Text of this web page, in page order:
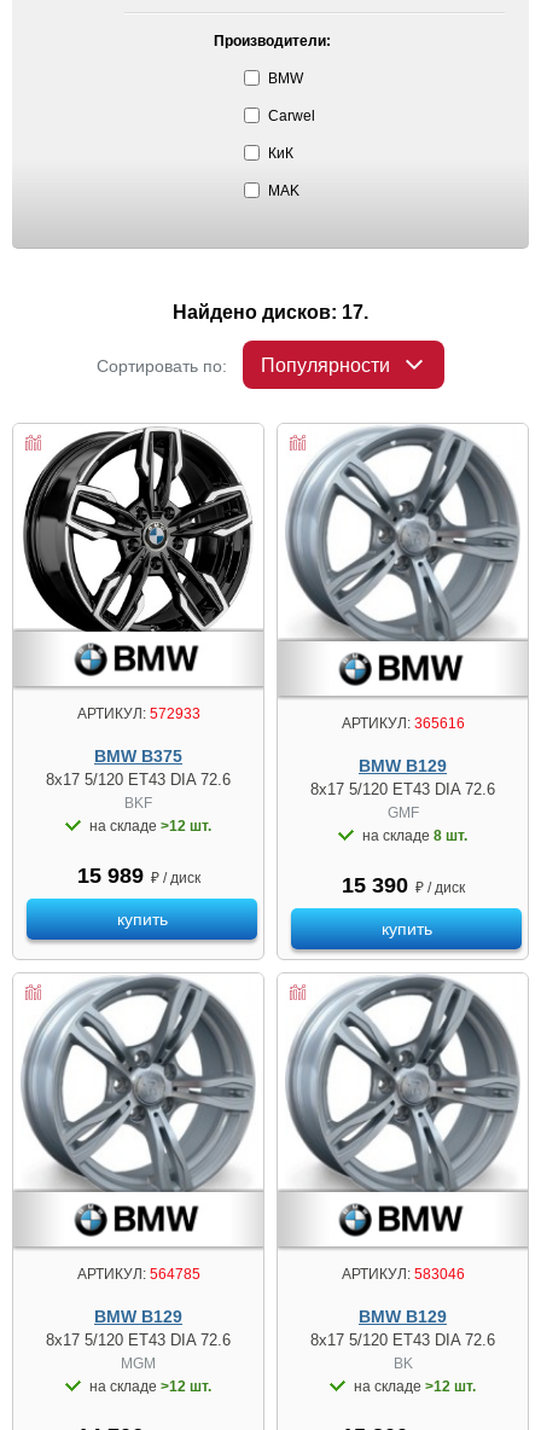
Производители:
BMW
Carwel
КиК
MAK
Найдено дисков: 17.
Сортировать по: Популярности
АРТИКУЛ:572933
BMW B375
8x17 5/120 ET43 DIA 72.6
BKF
на складе >12 шт.
15 989 ₽ / диск
купить
АРТИКУЛ:365616
BMW B129
8x17 5/120 ET43 DIA 72.6
GMF
на складе 8 шт.
15 390 ₽ / диск
купить
АРТИКУЛ:564785
BMW B129
8x17 5/120 ET43 DIA 72.6
MGM
на складе >12 шт.
АРТИКУЛ:583046
BMW B129
8x17 5/120 ET43 DIA 72.6
BK
на складе >12 шт.